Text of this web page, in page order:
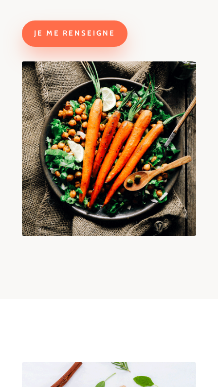
JE ME RENSEIGNE